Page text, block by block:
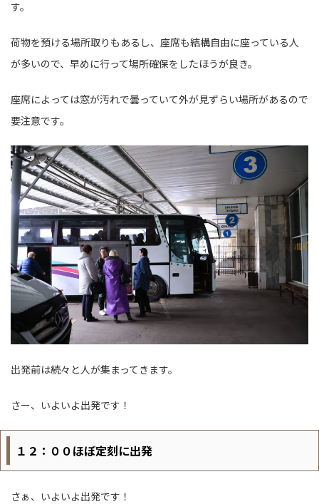
す。
荷物を預ける場所取りもあるし、座席も結構自由に座っている人
が多いので、早めに行って場所確保をしたほうが良き。
座席によっては窓が汚れで曇っていて外が見ずらい場所があるので
要注意です。
出発前は続々と人が集まってきます。
さー、いよいよ出発です！
１２：００ほぼ定刻に出発
さぁ、いよいよ出発です！